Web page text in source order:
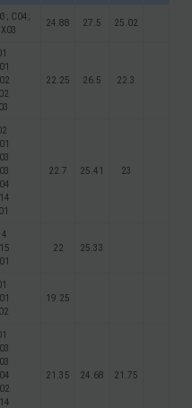
C04;
24.88 27.5 25.02
22.25 26.5 22.3
22.7 25.41 23
22 25.33
19.25
21.35 24.68 21.75